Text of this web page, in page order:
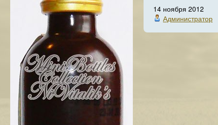
14 ноября 2012
Администратор